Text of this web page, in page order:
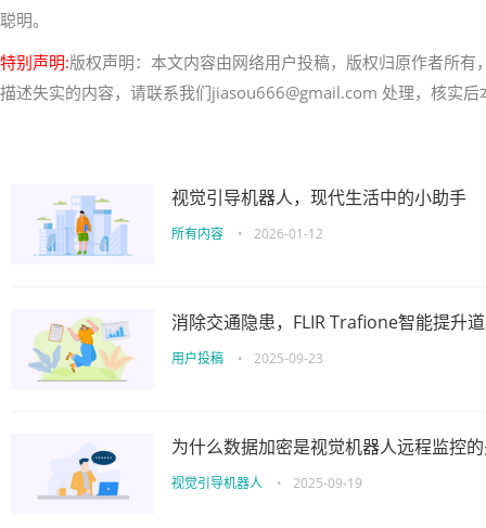
聪明。
特别声明:版权声明：本文内容由网络用户投稿，版权归原作者所
描述失实的内容，请联系我们jiasou666@gmail.com 处理，核实
视觉引导机器人，现代生活中的小助手
所有内容 • 2026-01-12
消除交通隐患，FLIR Trafione智能提升
用户投稿 • 2025-09-23
为什么数据加密是视觉机器人远程监控
视觉引导机器人 • 2025-09-19